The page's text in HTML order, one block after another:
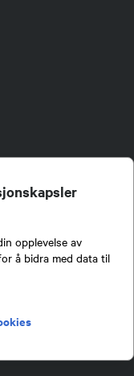
opplevelse av
å bidra med data til
av kunnskap om jakt og
et sterkt jakt-, fiske-, og
for innhold de